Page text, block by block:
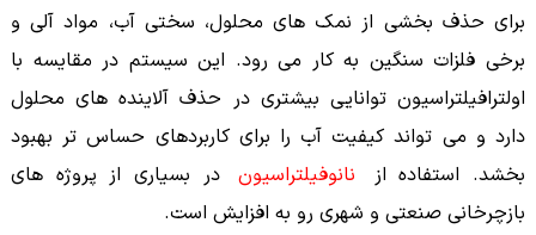
برای حذف بخشی از نمک های محلول، سختی آب، مواد آلی و
برخی فلزات سنگین به کار می رود. این سیستم در مقایسه با
اولترافیلتراسیون توانایی بیشتری در حذف آلاینده های محلول
دارد و می تواند کیفیت آب را برای کاربردهای حساس تر بهبود
بخشد. استفاده از
نانوفیلتراسیون
در بسیاری از پروژه های
بازچرخانی صنعتی و شهری رو به افزایش است.